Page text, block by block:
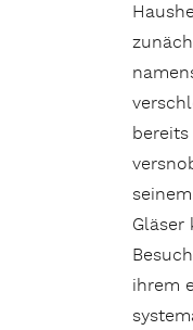
Gläser
ihrem